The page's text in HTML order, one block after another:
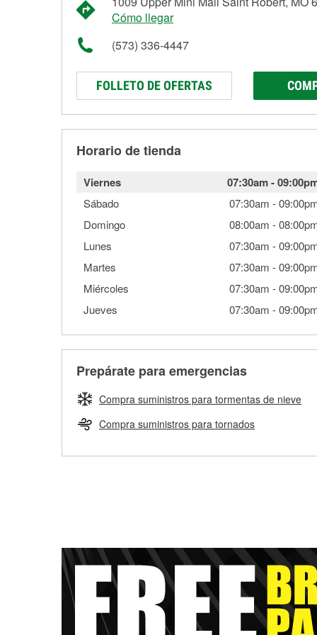
Cómo llegar
(573) 336-4447
FOLLETO DE OFERTAS
Horario de tienda
Viernes 07:30am-
Sábado 07:30am -
Domingo
08:00am -
Lunes
07:30am -
Martes
07:30am -
Miércoles
07:30am -
Jueves
07:30am -
Prepárate para emergencias
Compra suministros para tormentas de nieve
Compra suministros para tornados